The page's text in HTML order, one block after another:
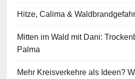
Hitze, Calima &
Mitten im Wald mit Dani:
Palma
Mehr Kreisverkehre als Ideen?